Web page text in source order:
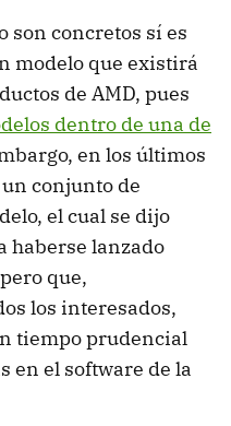
son concretos sí es
modelo que existirá
de AMD, pues
dentro de una de
en los últimos
conjunto de
el cual se dijo
haberse lanzado
que,
los interesados,
tiempo prudencial
en el software de la